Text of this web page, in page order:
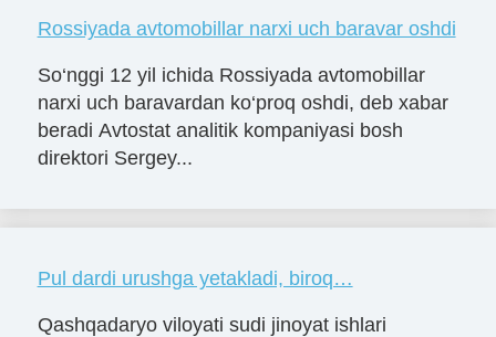
Rossiyada avtomobillar narxi uch baravar oshdi
So‘nggi 12 yil ichida Rossiyada avtomobillar
narxi uch baravardan ko‘proq oshdi, deb xabar
beradi Avtostat analitik kompaniyasi bosh
direktori Sergey...
Pul dardi urushga yetakladi, biroq…
Qashqadaryo viloyati sudi jinoyat ishlari